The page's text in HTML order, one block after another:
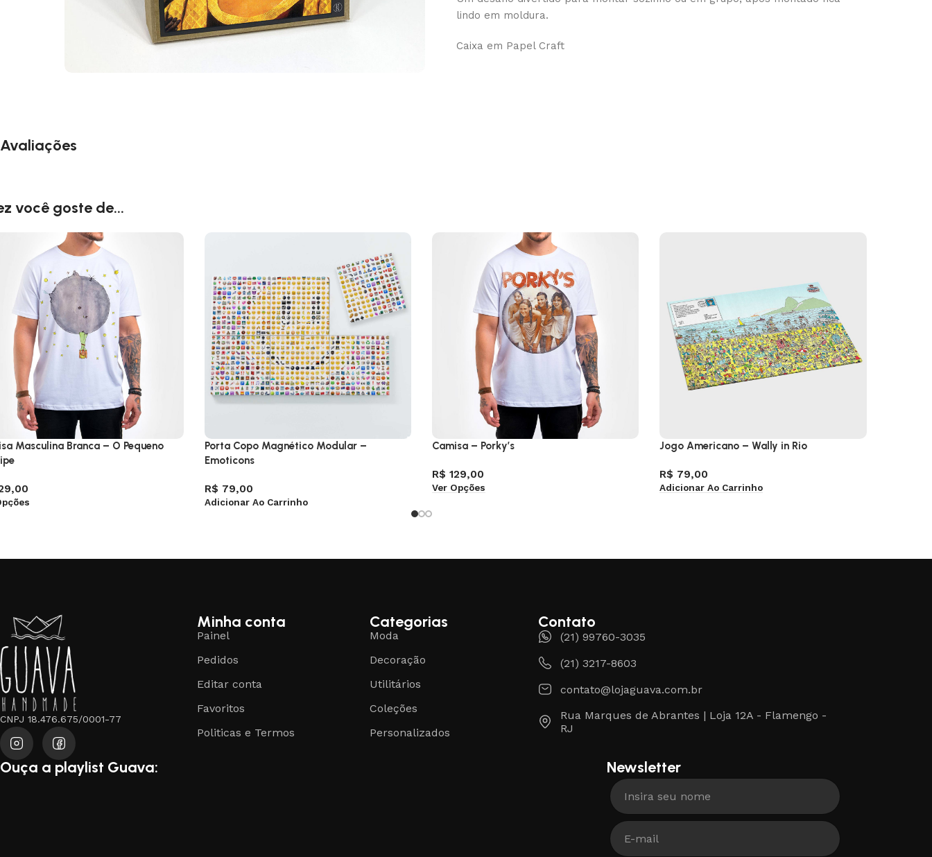
lindo em moldura.
Caixa em Papel Craft
Avaliações
você goste de...
Masculina Branca – O Pequeno
Porta Copo Magnético Modular –
Emoticons
R$ 79,00
Adicionar Ao Carrinho
Camisa – Porky’s
R$ 129,00
Ver Opções
Jogo Americano – Wally in Rio
R$ 79,00
Adicionar Ao Carrinho
CNPJ 18.476.675/0001-77
Minha conta
Painel
Pedidos
Editar conta
Favoritos
Politicas e Termos
Categorias
Moda
Decoração
Utilitários
Coleções
Personalizados
Contato
(21) 99760-3035
(21) 3217-8603
contato@lojaguava.com.br
Rua Marques de Abrantes | Loja 12A - Flamengo -
RJ
Ouça a playlist Guava: Newsletter